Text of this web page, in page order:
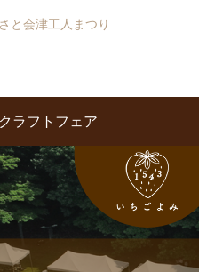
と会津工人まつり
ラフトフェア